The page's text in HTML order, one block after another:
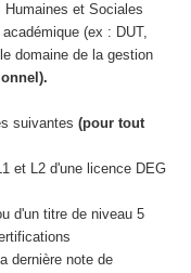
et Sociales
(ex : DUT,
domaine de la gestion
suivantes (pour tout
et L2 d'une licence DEG
d'un titre de niveau 5
dernière note de